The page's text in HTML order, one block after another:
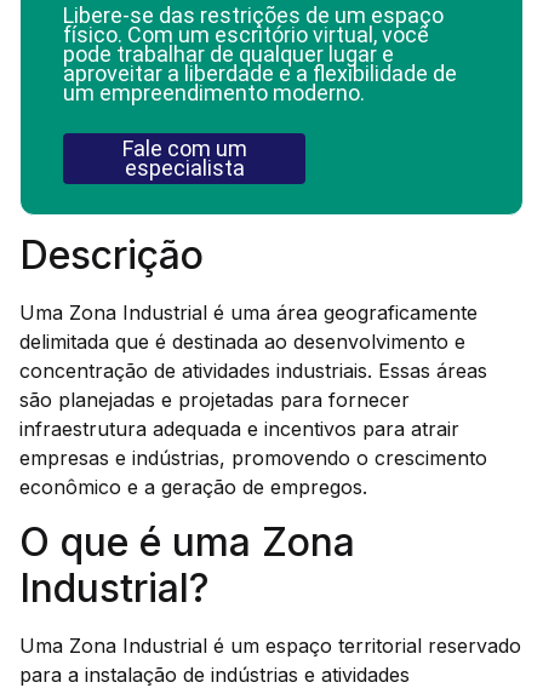
Libere-se das restrições de um espaço
físico. Com um escritório virtual, você
pode trabalhar de qualquer lugar e
aproveitar a liberdade e a flexibilidade de
um empreendimento moderno.
Fale com um
especialista
Descrição
Uma Zona Industrial é uma área geograficamente
delimitada que é destinada ao desenvolvimento e
concentração de atividades industriais. Essas áreas
são planejadas e projetadas para fornecer
infraestrutura adequada e incentivos para atrair
empresas e indústrias, promovendo o crescimento
econômico e a geração de empregos.
O que é uma Zona
Industrial?
Uma Zona Industrial é um espaço territorial reservado
para a instalação de indústrias e atividades